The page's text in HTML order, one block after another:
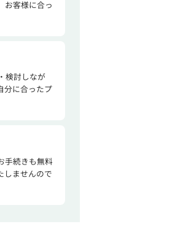
お客様に合っ
検討しなが
分に合ったプ
手続きも無料
しませんので